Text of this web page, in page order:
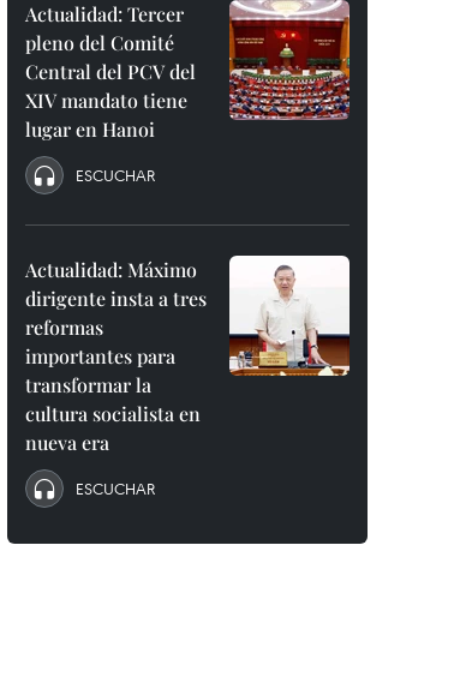
Actualidad: Tercer
pleno del Comité
Central del PCV del
XIV mandato tiene
lugar en Hanoi
ESCUCHAR
Actualidad: Máximo
dirigente insta a tres
reformas
importantes para
transformar la
cultura socialista en
nueva era
ESCUCHAR